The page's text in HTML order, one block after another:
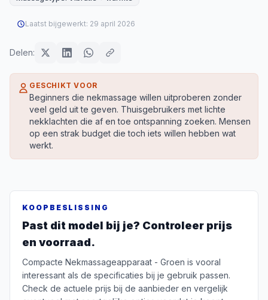
Laatst bijgewerkt: 29 april 2026
Delen:
GESCHIKT VOOR
Beginners die nekmassage willen uitproberen zonder
veel geld uit te geven. Thuisgebruikers met lichte
nekklachten die af en toe ontspanning zoeken. Mensen
op een strak budget die toch iets willen hebben wat
werkt.
KOOPBESLISSING
Past dit model bij je? Controleer prijs
en voorraad.
Compacte Nekmassageapparaat - Groen is vooral
interessant als de specificaties bij je gebruik passen.
Check de actuele prijs bij de aanbieder en vergelijk